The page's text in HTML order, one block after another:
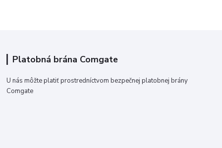
Platobná brána Comgate
U nás môžte platiť prostredníctvom bezpečnej platobnej brány
Comgate